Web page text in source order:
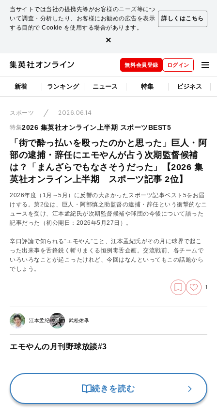
当サイトでは当社の提携先等がお客様のニーズ等につ
いて調査・分析したり、お客様にお勧めの広告を表示
する目的で Cookie を使用する場合があります。
詳しくはこちら
×
無料会員登録 ログイン
新着 ランキング ニュース 特集 ビジネス
スポーツ 2026.06.14
特集2026 集英社オンライン上半期 スポーツBEST5
「街で酔っ払いを殴ったのかと思った」巨人・阿
部の逮捕・辞任にエモやんが占う次期監督候補
は？「まんざらでもなさそうだった」【2026 集
英社オンライン上半期 スポーツ記事 2位】
2026年度（1月～5月）に反響の大きかったスポーツ記事ベスト5をお届
けする。第2位は、巨人・阿部慎之助監督の逮捕・辞任という衝撃的なニ
ュースを受け、江本孟紀氏が次期監督候補や球団の今後について語った
記事だった（初公開日：2026年5月27日）。
辛口評論で知られる“エモやん”こと、江本孟紀氏がその月に球界で起こ
った出来事を舌鋒鋭く斬りまくる恒例毒舌企画。交流戦前、各チームで
いろいろなことが起こったけれど、今回はなんといってもこの話題から
でしょう。
1
江本孟紀 武松佑季
エモやんの月刊野球放談#3
続きを読む